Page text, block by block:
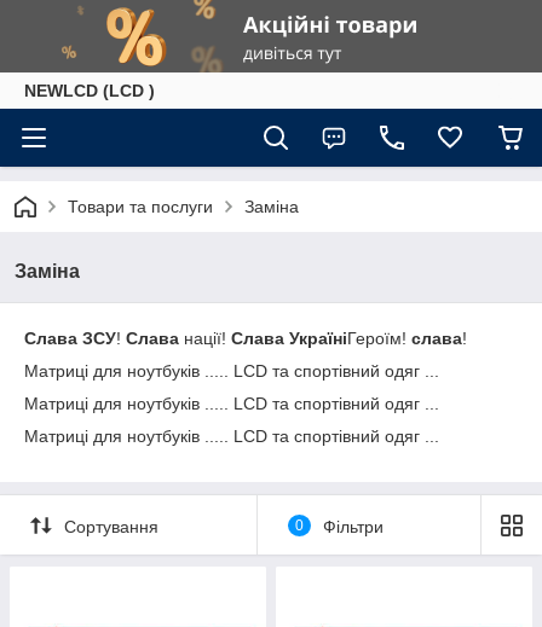
NEWLCD (LCD )
Товари та послуги Заміна
Заміна
Слава ЗСУ! Слава нації! Слава УкраїніГероїм! слава!
Матриці для ноутбуків ..... LCD та спортівний одяг ...
Матриці для ноутбуків ..... LCD та спортівний одяг ...
Матриці для ноутбуків ..... LCD та спортівний одяг ...
Сортування 0 Фільтри